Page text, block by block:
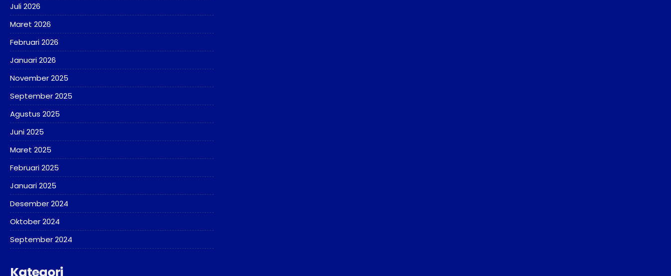
Juli 2026
Maret 2026
Februari 2026
Januari 2026
November 2025
September 2025
Agustus 2025
Juni 2025
Maret 2025
Februari 2025
Januari 2025
Desember 2024
Oktober 2024
September 2024
Kategori